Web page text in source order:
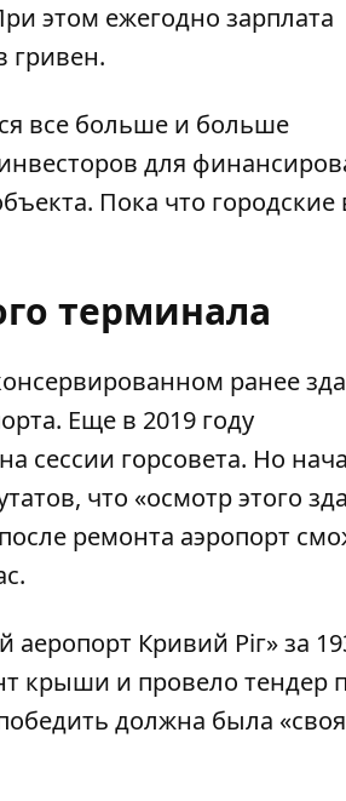
этом ежегодно зарплата
гривен.
все больше и больше
для
Пока что городские
терминала
ранее
Еще в 2019 году
сессии горсовета. Но
что «осмотр этого
ремонта аэропорт
Кривий Ріг»за
крыши и провело тендер
должна была «своя